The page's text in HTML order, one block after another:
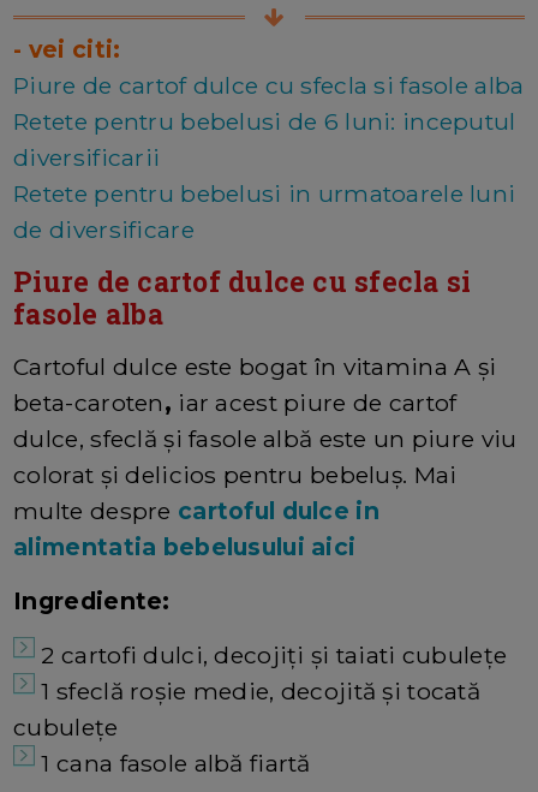
- vei citi:
Piure de cartof dulce cu sfecla si fasole alba
Retete pentru bebelusi de 6 luni: inceputul
diversificarii
Retete pentru bebelusi in urmatoarele luni
de diversificare
Piure de cartof dulce cu sfecla si
fasole alba
Cartoful dulce este bogat în vitamina A și
beta-caroten, iar acest piure de cartof
dulce, sfeclă și fasole albă este un piure viu
colorat și delicios pentru bebeluș. Mai
multe despre cartoful dulce in
alimentatia bebelusului aici
Ingrediente:
2 cartofi dulci, decojiți și taiati cubulețe
1 sfeclă roșie medie, decojită și tocată
cubulețe
1 cana fasole albă fiartă